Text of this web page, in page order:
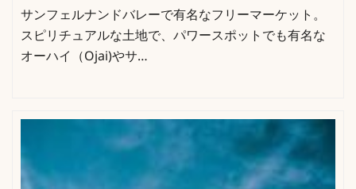
サンフェルナンドバレーで有名なフリーマーケット。
スピリチュアルな土地で、パワースポットでも有名な
オーハイ（Ojai)やサ…